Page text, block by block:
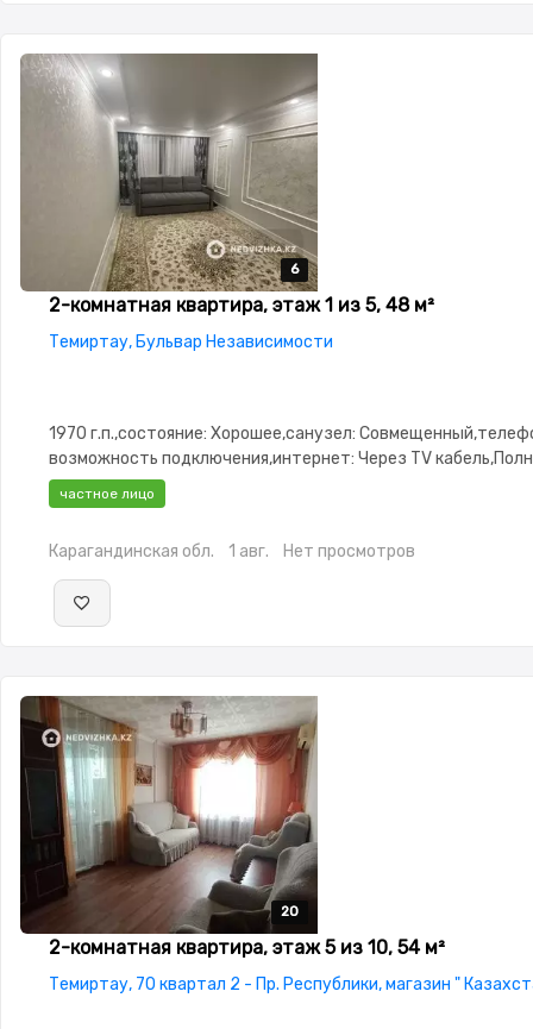
6
6
6
6
6
2-комнатная квартира, этаж 1 из 5, 48 м²
Темиртау, Бульвар Независимости
1970 г.п.,состояние: Хорошее,санузел:
возможность подключения,интернет: Через TV
меблирована,Полностью меблирована,паркинг:
окнах,Домофон,Неугловая,Новая
частное лицо
Карагандинская обл. 1 авг. Нет просмотров
20
20
20
20
20
2-комнатная квартира, этаж 5 из 10, 54 м²
Темиртау, 70 квартал 2 - Пр. Республики, магазин "